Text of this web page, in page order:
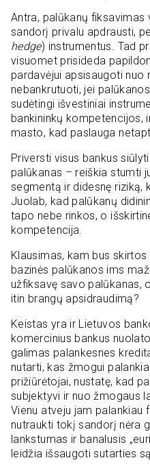
Antra, palūkanų
sandorį privalu apdrausti,
hedge) instrumentus. Tad
visuomet prisideda
pardavėjui apsisaugoti nuo
nebankrutuoti, jei
sudėtingi išvestiniai
bankininkų kompetencijos,
masto, kad paslauga
Priversti visus bankus
palūkanas – reiškia stumti
segmentą ir didesnę riziką,
Juolab, kad palūkanų
tapo nebe rinkos, o
kompetencija.
Klausimas, kam bus
bazinės palūkanos ims
užfiksavę savo palūkanas,
itin brangų apsidraudimą?
Keistas yra ir Lietuvos
komercinius bankus
galimas palankesnes
nutarti, kas žmogui
prižiūrėtojai, nustatę, kad
subjektyvi ir nuo žmogaus
Vienu atveju jam palankiau
nutraukti tokį sandorį nėra
lankstumas ir banalusis
leidžia išsaugoti sutarties